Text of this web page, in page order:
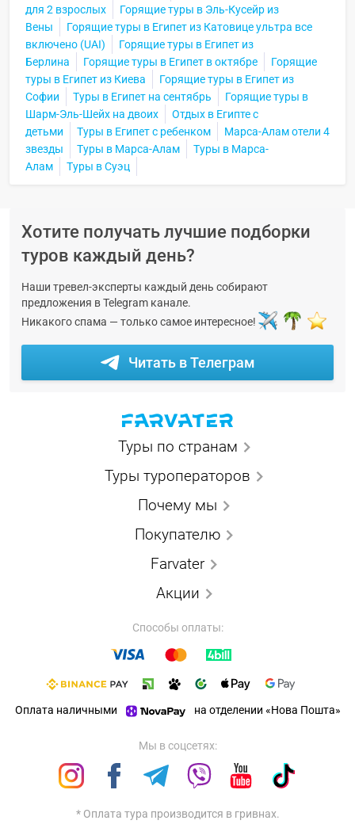
для 2 взрослых
Горящие туры в Эль-Кусейр из
Вены
Горящие туры в Египет из Катовице ультра все
включено (UAI)
Горящие туры в Египет из
Берлина
Горящие туры в Египет в октябре
Горящие
туры в Египет из Киева
Горящие туры в Египет из
Софии
Туры в Египет на сентябрь
Горящие туры в
Шарм-Эль-Шейх на двоих
Отдых в Египте с
детьми
Туры в Египет с ребенком
Марса-Алам отели 4
звезды
Туры в Марса-Алам
Туры в Марса-
Алам
Туры в Суэц
Хотите получать лучшие подборки
туров каждый день?
Наши тревел-эксперты каждый день собирают
предложения в Telegram канале.
Никакого спама — только самое интересное!
Читать в Телеграм
Туры по странам
Туры туроператоров
Почему мы
Покупателю
Farvater
Акции
Способы оплаты:
Оплата наличными на отделении «Нова Пошта»
Мы в соцсетях:
* Оплата тура производится в гривнах.